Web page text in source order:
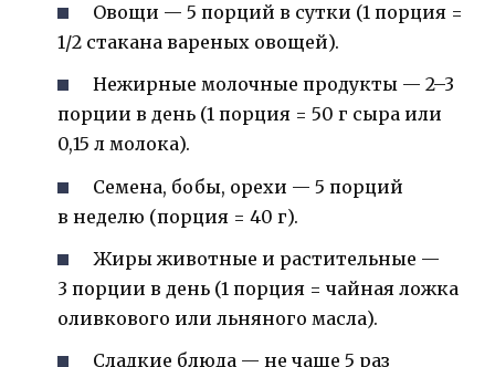
Овощи — 5 порций в сутки (1 порция =
1/2 стакана вареных овощей).
Нежирные молочные продукты — 2–3
порции в день (1 порция = 50 г сыра или
0,15 л молока).
Семена, бобы, орехи — 5 порций
в неделю (порция = 40 г).
Жиры животные и растительные —
3 порции в день (1 порция = чайная ложка
оливкового или льняного масла).
Сладкие блюда — не чаще 5 раз